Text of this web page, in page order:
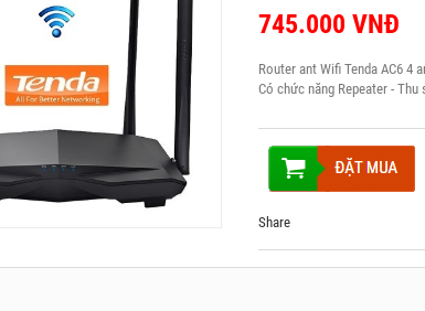
745.000 VNĐ
Router ant Wifi Tenda AC6 4
Có chức năng Repeater - Thu
Share